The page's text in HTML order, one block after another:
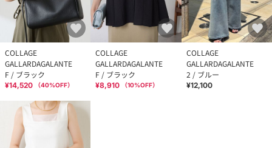
COLLAGE
GALLARDAGALANTE
F / ブラック
¥14,520 （40%OFF）
COLLAGE
GALLARDAGALANTE
F / ブラック
¥8,910 （10%OFF）
COLLAGE
GALLARDAGALANTE
2 / ブルー
¥12,100